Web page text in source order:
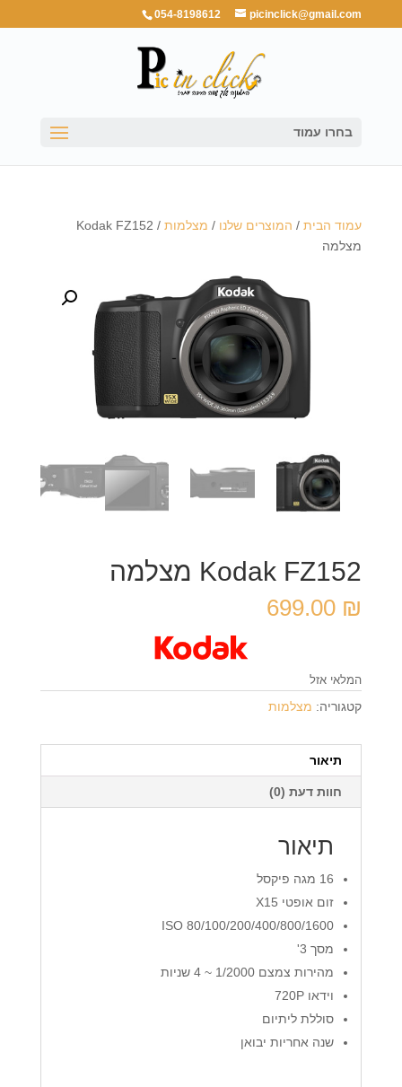
054-8198612 picinclick@gmail.com
בחרו עמוד
עמוד הבית/ המוצרים שלנו / מצלמות
/ Kodak FZ152
מצלמה
Kodak FZ152 מצלמה
699.00 ₪
המלאי אזל
קטגוריה: מצלמות
תיאור
חוות דעת (0)
תיאור
16 מגה פיקסל
זום אופטי X15
ISO 80/100/200/400/800/1600
מסך 3'
מהירות צמצם 1/2000 ~ 4 שניות
וידאו 720P
סוללת ליתיום
שנה אחריות יבואן